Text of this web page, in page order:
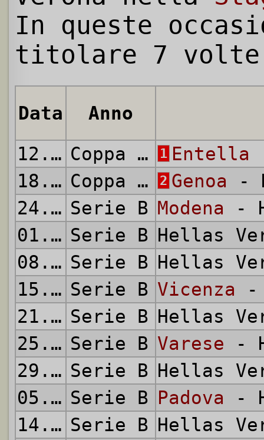
In queste
titolare 7
Data
Anno
12.08.2012
Coppa Italia 1 Entella
18.08.2012
Coppa Italia 2 Genoa -
24.08.2012 Serie B Modena -
01.09.2012 Serie B Hellas
08.09.2012 Serie B Hellas
15.09.2012 Serie B Vicenza -
21.09.2012 Serie B Hellas
25.09.2012 Serie B Varese -
29.09.2012 Serie B Hellas
05.10.2012 Serie B Padova -
14.10.2012 Serie B Hellas